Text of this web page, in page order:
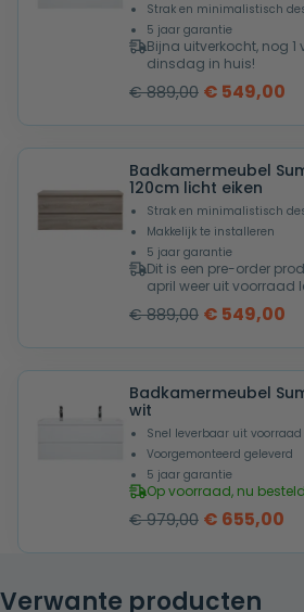
Strak en minimalistisch
5 jaar garantie
Bijna uitverkocht, nog
dinsdag in huis!
€889,00
was:
€ 889,00.
€ 549,00
is:
€
Badkamermeubel
120cm licht eiken
Strak en minimalistisch
Makkelijk te installeren
5 jaar garantie
Dit is een pre-order
april weer uit voorraad
€889,00
was:
€ 889,00.
€ 549,00
is:
€
Badkamermeubel
wit
Snel leverbaar uit voorraad
Voorgemonteerd geleverd
5 jaar garantie
Op voorraad, nu
€979,00
€ 979,00.
€ 655,00
Verwante producten